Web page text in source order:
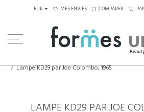
EUR MES ENVIES COMPARER
Lampe KD29 par Joe Colombo, 1965
LAMPE KD29 PAR JOE